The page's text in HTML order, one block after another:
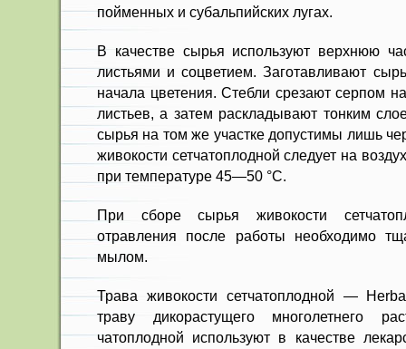
поймен­ных и субальпийских лугах.
В качестве сырья используют верхнюю
листьями и соцветием. Заготавливают
начала цветения. Стебли срезают серпом
листьев, а затем раскладывают тонким
сырья на том же участке допустимы лишь
живокости сетчатоплодной следует на
при температуре 45—50 °С.
При сборе сырья живокости
отравления после работы необходимо
мылом.
Трава живокости сетчатоплодной —
траву дикорастущего многолетнего
чатоплодной используют в качестве